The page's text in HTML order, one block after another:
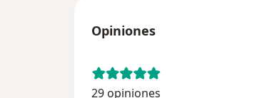
Opiniones
29 opiniones